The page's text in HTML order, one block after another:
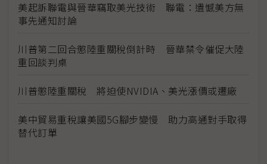
美起訴聯電與晉華竊取美光技術 聯電：遺憾美方無
事先通知討論
川普第二回合懲陸重關稅倒計時 晉華禁令催促大陸
重回談判桌
川普懲陸重關稅 將迫使NVIDIA、美光漲價或遷廠
美中貿易重稅讓美國5G腳步變慢 助力高通對手取得
替代訂單